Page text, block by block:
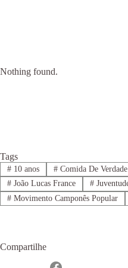
Nothing found.
Tags
#10 anos #Comida De Verdade
#João Lucas France #
#Movimento Camponês Popular
Compartilhe